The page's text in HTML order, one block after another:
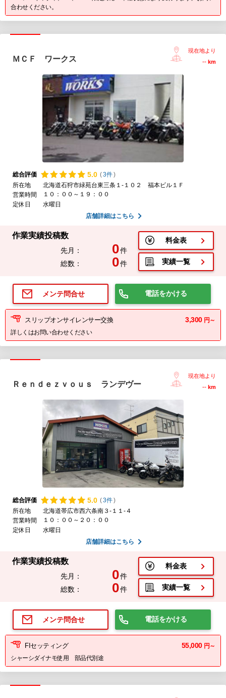
合わせください。
ＭＣＦ ワークス
現在地より
-- km
総合評価 5.0 (3件)
所在地
北海道石狩市緑苑台東三条１-１０２ 福本ビル１Ｆ
営業時間
１０：００～１９：００
定休日
水曜日
店舗詳細はこちら
作業実績投稿数
先月： 0件
総数：
0件
料金表
実績一覧
メンテ問合せ 電話をかける
スリップオンサイレンサー交換 3,300 円～
詳しくはお問い合わせください
Ｒｅｎｄｅｚｖｏｕｓ ランデヴー
現在地より
-- km
総合評価 5.0 (3件)
所在地
北海道帯広市西六条南３-１１-４
営業時間
１０：００～２０：００
定休日
水曜日
店舗詳細はこちら
作業実績投稿数
先月： 0件
総数：
0件
料金表
実績一覧
メンテ問合せ 電話をかける
FIセッティング 55,000 円～
シャーシダイナモ使用 部品代別途